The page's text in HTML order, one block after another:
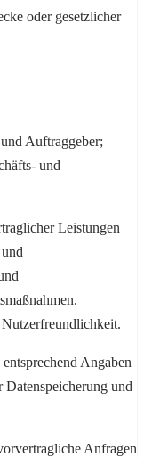
oder gesetzlicher
Auftraggeber;
und
Leistungen
Angaben
und
Anfragen